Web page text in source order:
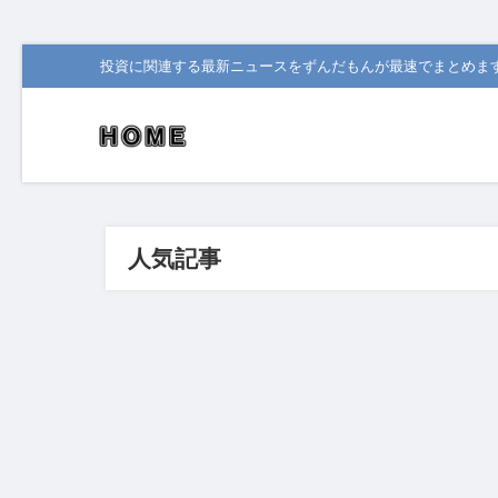
投資に関連する最新ニュースをずんだもんが最速でまとめま
人気記事